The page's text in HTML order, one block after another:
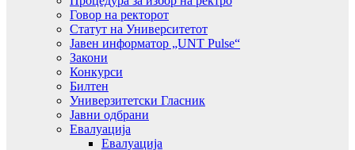
Говор на ректорот
Статут на Университетот
Јавен информатор „UNT Pulse“
Закони
Конкурси
Билтен
Универзитетски Гласник
Јавни одбрани
Евалуација
Евалуација